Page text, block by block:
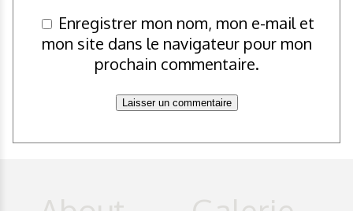
Enregistrer mon nom, mon e-mail et
mon site dans le navigateur pour mon
prochain commentaire.